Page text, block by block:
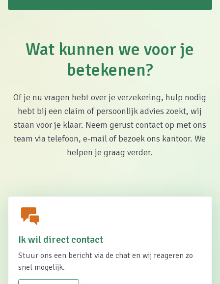
Wat kunnen we voor je
betekenen?
Of je nu vragen hebt over je verzekering, hulp nodig
hebt bij een claim of persoonlijk advies zoekt, wij
staan voor je klaar. Neem gerust contact op met ons
team via telefoon, e-mail of bezoek ons kantoor. We
helpen je graag verder.
Ik wil direct contact
Stuur ons een bericht via de chat en wij reageren zo
snel mogelijk.